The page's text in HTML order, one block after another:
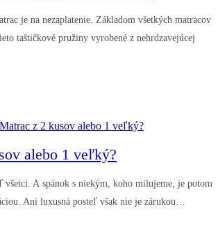
je na nezaplatenie. Základom všetkých matracov
taštičkové pružiny vyrobené z nehrdzavejúcej
alebo 1 veľký?
všetci. A spánok s niekým, koho milujeme, je potom
Ani luxusná posteľ však nie je zárukou…